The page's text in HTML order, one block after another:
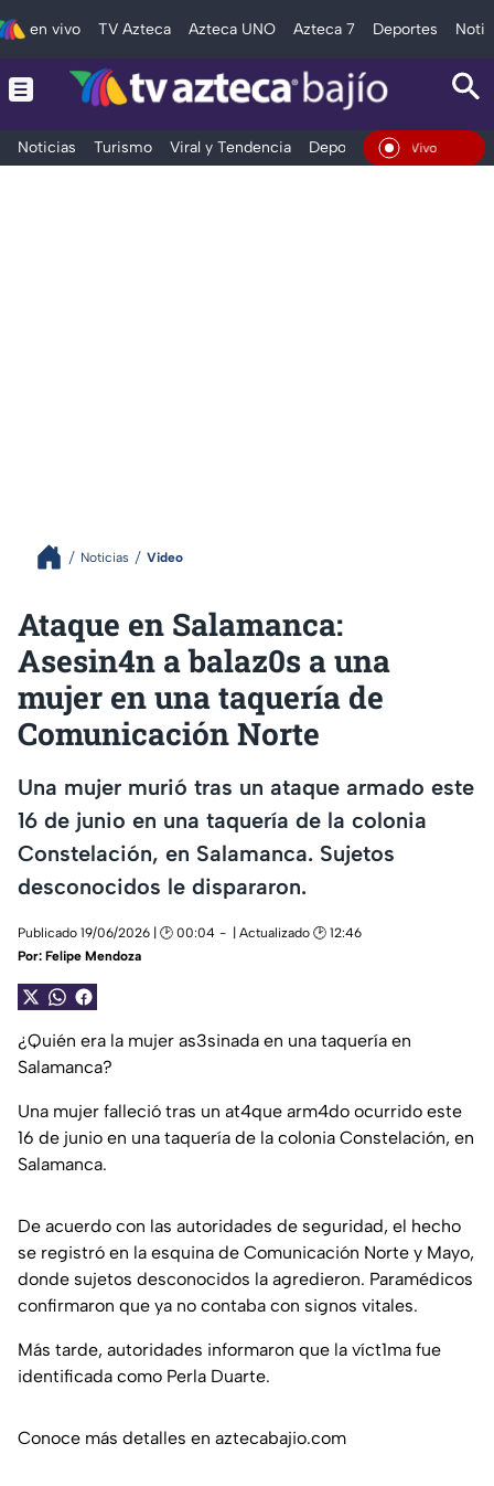
en vivo TV Azteca Azteca UNO Azteca 7 Deportes
Noticias Turismo Viral y Tendencia Deportes Espectáculos
En Vivo
Noticias Video
Ataque en Salamanca:
Asesin4n a balaz0s a una
mujer en una taquería de
Comunicación Norte
Una mujer murió tras un ataque armado este
16 de junio en una taquería de la colonia
Constelación, en Salamanca. Sujetos
desconocidos le dispararon.
Publicado 19/06/2026 | 🕑 00:04
| Actualizado 🕑 12:46
Por: Felipe Mendoza
¿Quién era la mujer as3sinada en una taquería en
Salamanca?
Una mujer falleció tras un at4que arm4do ocurrido este
16 de junio en una taquería de la colonia Constelación, en
Salamanca.
De acuerdo con las autoridades de seguridad, el hecho
se registró en la esquina de Comunicación Norte y Mayo,
donde sujetos desconocidos la agredieron. Paramédicos
confirmaron que ya no contaba con signos vitales.
Más tarde, autoridades informaron que la víct1ma fue
identificada como Perla Duarte.
Conoce más detalles en aztecabajio.com